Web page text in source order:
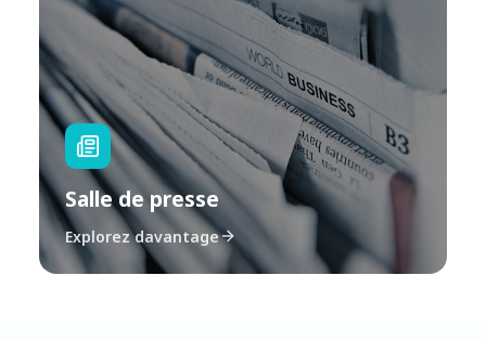
Salle de presse
Explorez davantage